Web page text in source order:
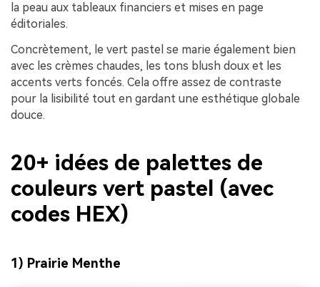
la peau aux tableaux financiers et mises en page
éditoriales.
Concrètement, le vert pastel se marie également bien
avec les crèmes chaudes, les tons blush doux et les
accents verts foncés. Cela offre assez de contraste
pour la lisibilité tout en gardant une esthétique globale
douce.
20+ idées de palettes de
couleurs vert pastel (avec
codes HEX)
1) Prairie Menthe